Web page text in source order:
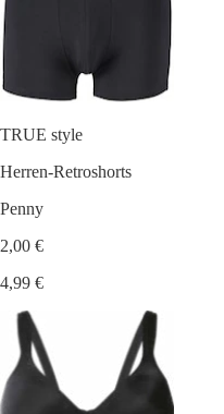
TRUE style
Herren-Retroshorts
Penny
2,00 €
4,99 €